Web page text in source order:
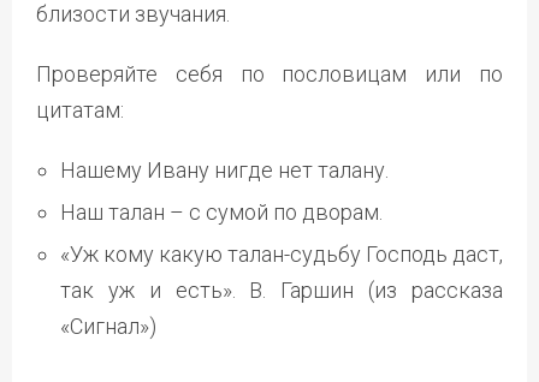
близости звучания.
Проверяйте себя по пословицам или по
цитатам:
Нашему Ивану нигде нет талану.
Наш талан – с сумой по дворам.
«Уж кому какую талан-судьбу Господь даст,
так уж и есть». В. Гаршин (из рассказа
«Сигнал»)